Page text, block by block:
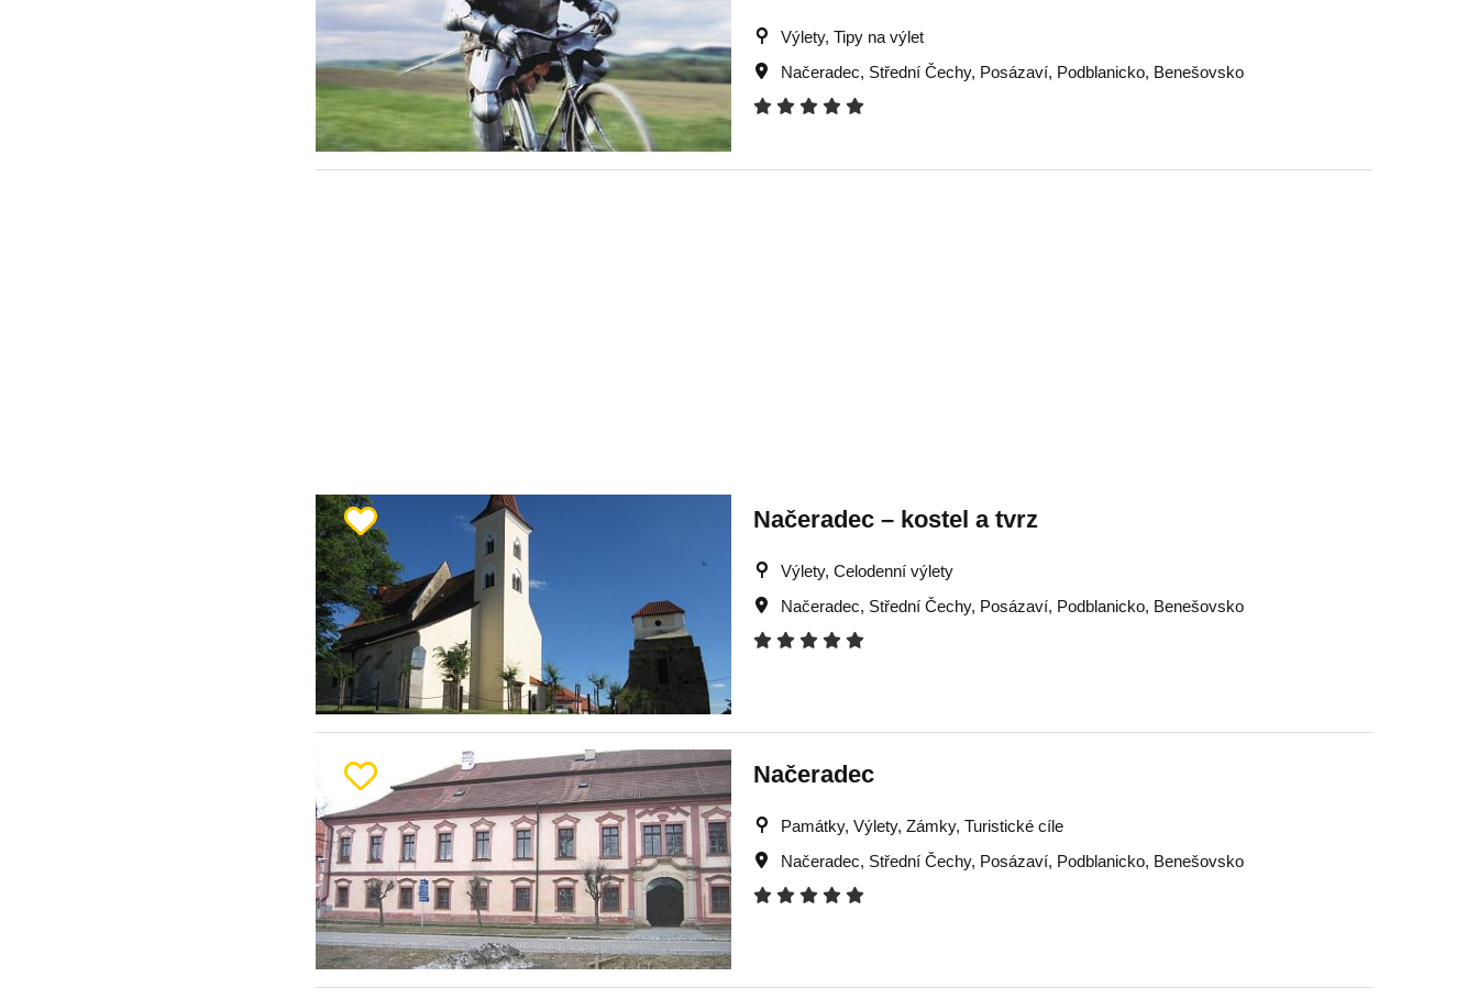
Výlety, Tipy na výlet
Načeradec, Střední Čechy, Posázaví, Podblanicko, Benešovsko
Načeradec – kostel a tvrz
Výlety, Celodenní výlety
Načeradec, Střední Čechy, Posázaví, Podblanicko, Benešovsko
Načeradec
Památky, Výlety, Zámky, Turistické cíle
Načeradec, Střední Čechy, Posázaví, Podblanicko, Benešovsko